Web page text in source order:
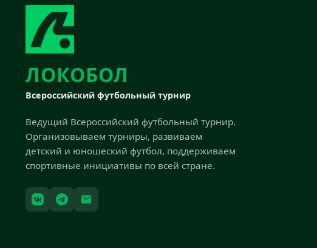
ЛОКОБОЛ
Всероссийский футбольный турнир
Ведущий Всероссийский футбольный турнир.
Организовываем турниры, развиваем
детский и юношеский футбол, поддерживаем
спортивные инициативы по всей стране.